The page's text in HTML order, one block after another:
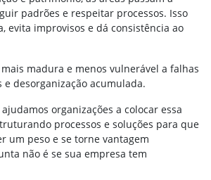
padrões e respeitar processos. Isso
evita improvisos e dá consistência ao
madura e menos vulnerável a falhas
e desorganização acumulada.
ajudamos organizações a colocar essa
processos e soluções para que
um peso e se torne vantagem
não é se sua empresa tem